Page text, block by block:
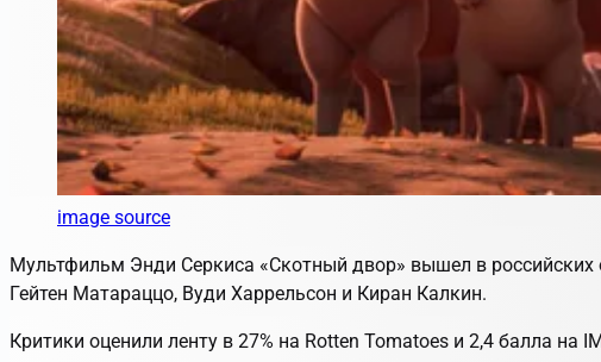
image source
Мультфильм Энди Серкиса «Скотный двор» вышел в российских
Гейтен Матараццо, Вуди Харрельсон и Киран Калкин.
Критики оценили ленту в 27% на Rotten Tomatoes и 2,4 балла на